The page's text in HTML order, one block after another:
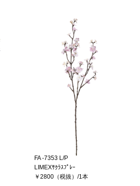
FA -7353 L/P
LIMEXｻｸﾗｽﾌﾟﾚｰ
￥2800（税抜）/1本